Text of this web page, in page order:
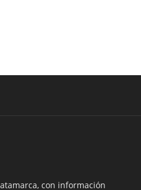
con información